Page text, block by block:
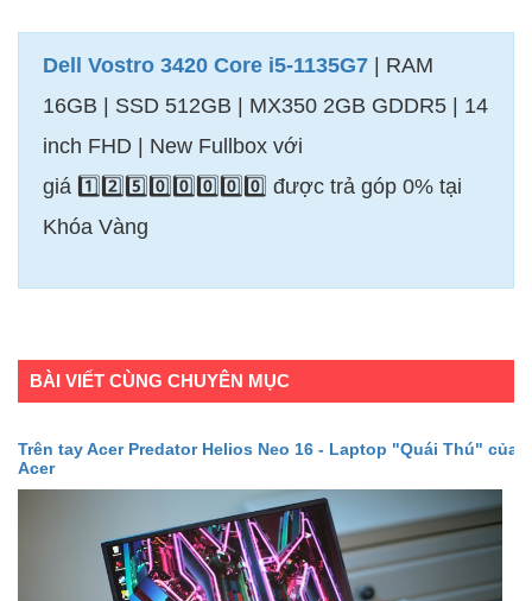
Dell Vostro 3420 Core i5-1135G7 | RAM
16GB | SSD 512GB | MX350 2GB GDDR5 | 14
inch FHD | New Fullbox với
giá 1️⃣2️⃣5️⃣0️⃣0️⃣0️⃣0️⃣0️⃣ được trả góp 0% tại
Khóa Vàng
BÀI VIẾT CÙNG CHUYÊN MỤC
Trên tay Acer Predator Helios Neo 16 - Laptop "Quái Thú" của
Acer